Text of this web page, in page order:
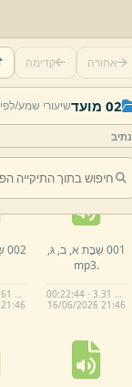
אחורה קדימה
02 מועד שיעורי שמע/
נתיב
001 שַׁבָּת א, ב, ג,
.
mp3
00:22:44 · 3.31 MB
16/06/2026 21:46
002 שַׁבָּת ד,
00:26:00 · 4.61 MB
46